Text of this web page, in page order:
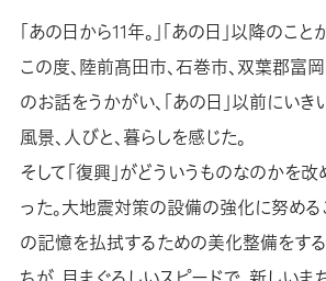
「あの日から11年。」「あの日」以降のこ
この度、陸前髙田市、石巻市、双葉郡富
のお話をうかがい、「あの日」以前にい
風景、人びと、暮らしを感じた。
そして「復興」がどういうものなのかを
った。大地震対策の設備の強化に努める
の記憶を払拭するための美化整備をする